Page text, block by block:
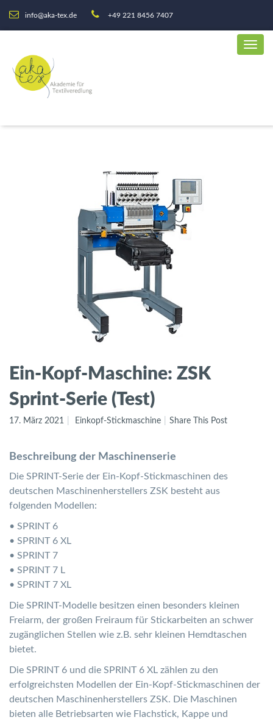
info@aka-tex.de +49 221 8456 7407
Ein-Kopf-Maschine: ZSK
Sprint-Serie (Test)
17. März 2021 Einkopf-Stickmaschine Share This Post
Beschreibung der Maschinenserie
Die SPRINT-Serie der Ein-Kopf-Stickmaschinen des
deutschen Maschinenherstellers ZSK besteht aus
folgenden Modellen:
• SPRINT 6
• SPRINT 6 XL
• SPRINT 7
• SPRINT 7 L
• SPRINT 7 XL
Die SPRINT-Modelle besitzen einen besonders kleinen
Freiarm, der großen Freiraum für Stickarbeiten an schwer
zugänglichen Stellen wie z.B. sehr kleinen Hemdtaschen
bietet.
Die SPRINT 6 und die SPRINT 6 XL zählen zu den
erfolgreichsten Modellen der Ein-Kopf-Stickmaschinen der
deutschen Maschinenherstellers ZSK. Die Maschinen
bieten alle Betriebsarten wie Flachstick, Kappe und